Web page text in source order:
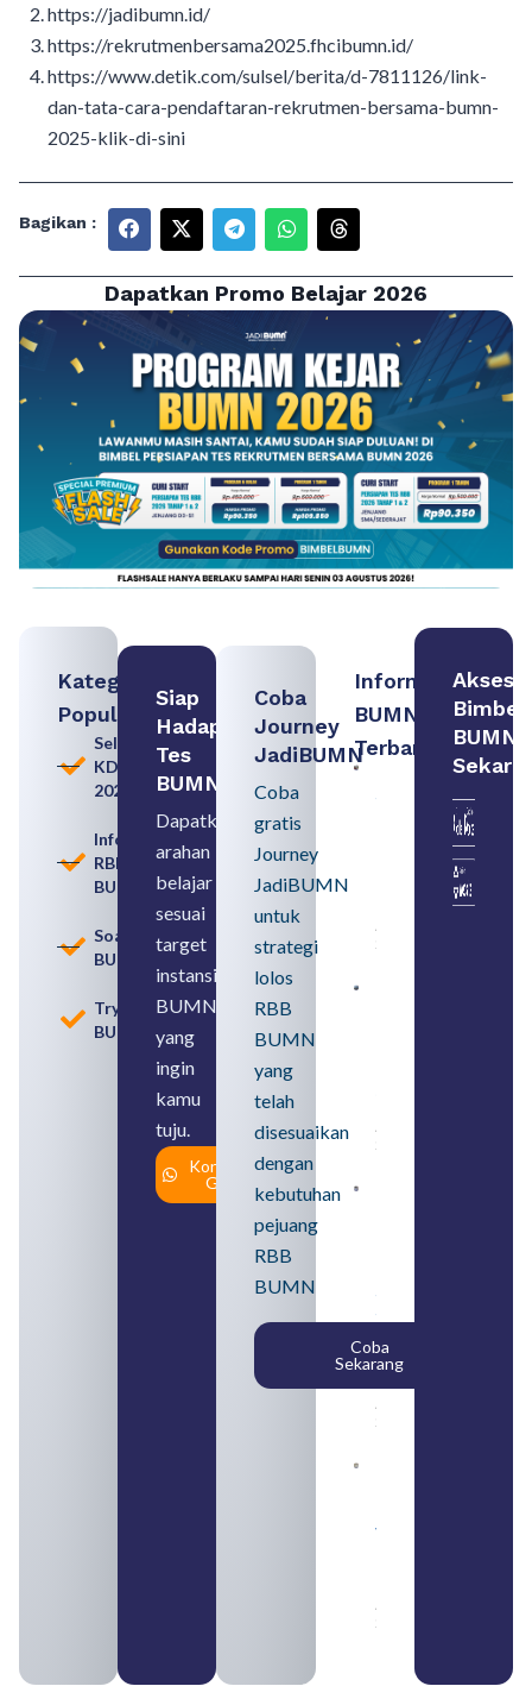
https://jadibumn.id/
https://rekrutmenbersama2025.fhcibumn.id/
https://www.detik.com/sulsel/berita/d-7811126/link-
dan-tata-cara-pendaftaran-rekrutmen-bersama-bumn-
2025-klik-di-sini
Bagikan :
Dapatkan Promo Belajar 2026
Kategori
Populer
Seleksi
KDKMP
2026
Informasi
RBB
BUMN
Soal
BUMN
Tryout
BUMN
Siap
Hadapi
Tes
BUMN
Dapatkan
arahan
belajar
sesuai
target
instansi
BUMN
yang
ingin
kamu
tuju.
Konsultasi
Gratis
Coba
Journey
JadiBUMN
Coba
gratis
Journey
JadiBUMN
untuk
strategi
lolos
RBB
BUMN
yang
telah
disesuaikan
dengan
kebutuhan
pejuang
RBB
BUMN
Coba
Sekarang
Informasi
BUMN
Terbaru:
Persiapan
Seleksi
Rekrutmen
Memahami
August 8,
August 6,
SMA
Syarat,
Posisi,
dan
Cara
Daftar
August 5,
yang
August 4,
Akses
Bimbel
BUMN